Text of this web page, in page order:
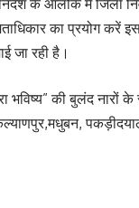
के आलोक में जिला
का प्रयोग
जा रही है।
भविष्य” की बुलंद